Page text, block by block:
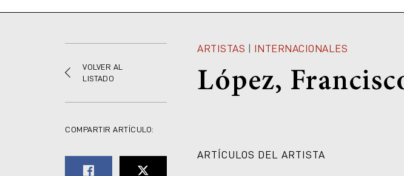
ARTISTAS INTERNACIONALES
López,
ARTÍCULOS DEL ARTISTA
VOLVER AL
LISTADO
COMPARTIR ARTÍCULO: